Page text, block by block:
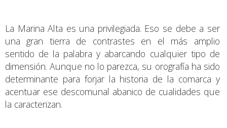
La Marina Alta es una privilegiada. Eso se debe a ser
una gran tierra de contrastes en el más amplio
sentido de la palabra y abarcando cualquier tipo de
dimensión. Aunque no lo parezca, su orografía ha sido
determinante para forjar la historia de la comarca y
acentuar ese descomunal abanico de cualidades que
la caracterizan.